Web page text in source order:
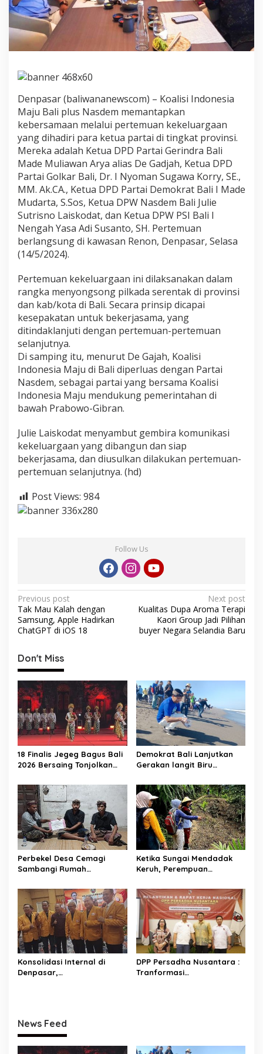
B
P
a
s
d
e
m
B
e
r
t
e
m
u
Denpasar (baliwananewscom) – Koalisi Indonesia
Maju Bali plus Nasdem memantapkan
kebersamaan melalui pertemuan kekeluargaan
yang dihadiri para ketua partai di tingkat provinsi.
Mereka adalah Ketua DPD Partai Gerindra Bali
Made Muliawan Arya alias De Gadjah, Ketua DPD
Partai Golkar Bali, Dr. I Nyoman Sugawa Korry, SE.,
MM. Ak.CA., Ketua DPD Partai Demokrat Bali I Made
Mudarta, S.Sos, Ketua DPW Nasdem Bali Julie
Sutrisno Laiskodat, dan Ketua DPW PSI Bali I
Nengah Yasa Adi Susanto, SH. Pertemuan
berlangsung di kawasan Renon, Denpasar, Selasa
(14/5/2024).
Pertemuan kekeluargaan ini dilaksanakan dalam
rangka menyongsong pilkada serentak di provinsi
dan kab/kota di Bali. Secara prinsip dicapai
kesepakatan untuk bekerjasama, yang
ditindaklanjuti dengan pertemuan-pertemuan
selanjutnya.
Di samping itu, menurut De Gajah, Koalisi
Indonesia Maju di Bali diperluas dengan Partai
Nasdem, sebagai partai yang bersama Koalisi
Indonesia Maju mendukung pemerintahan di
bawah Prabowo-Gibran.
Julie Laiskodat menyambut gembira komunikasi
kekeluargaan yang dibangun dan siap
bekerjasama, dan diusulkan dilakukan pertemuan-
pertemuan selanjutnya. (hd)
Post Views: 984
Follow Us
P
o
s
t
n
a
v
i
g
a
t
i
o
n
Previous post
Tak Mau Kalah dengan
Samsung, Apple Hadirkan
ChatGPT di iOS 18
Next post
Kualitas Dupa Aroma Terapi
Kaori Group Jadi Pilihan
buyer Negara Selandia Baru
Don't Miss
18 Finalis Jegeg Bagus Bali
2026 Bersaing Tonjolkan
Berkelanjutan
Demokrat Bali Lanjutkan
Gerakan langit Biru
Hingga Bersih-bersih
Pantai
Perbekel Desa Cemagi
Sambangi Rumah
Petapan, Serahkan Bantua
n Simbolis
Ketika Sungai Mendadak
Keruh, Perempuan
Hutan
Adat Mereka Terancam
Konsolidasi Internal di
Denpasar,
DPP Persadha Nusantara :
Tranformasi
News Feed